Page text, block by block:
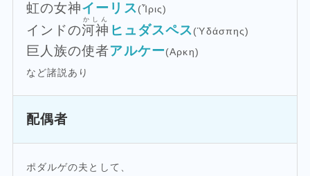
虹の女神イーリス(Ἶρις)
インドの河神
かしん
ヒュダスペス(Ὑδάσπης)
巨人族の使者アルケー(Αρκη)
など諸説あり
配偶者
ポダルゲの夫として、